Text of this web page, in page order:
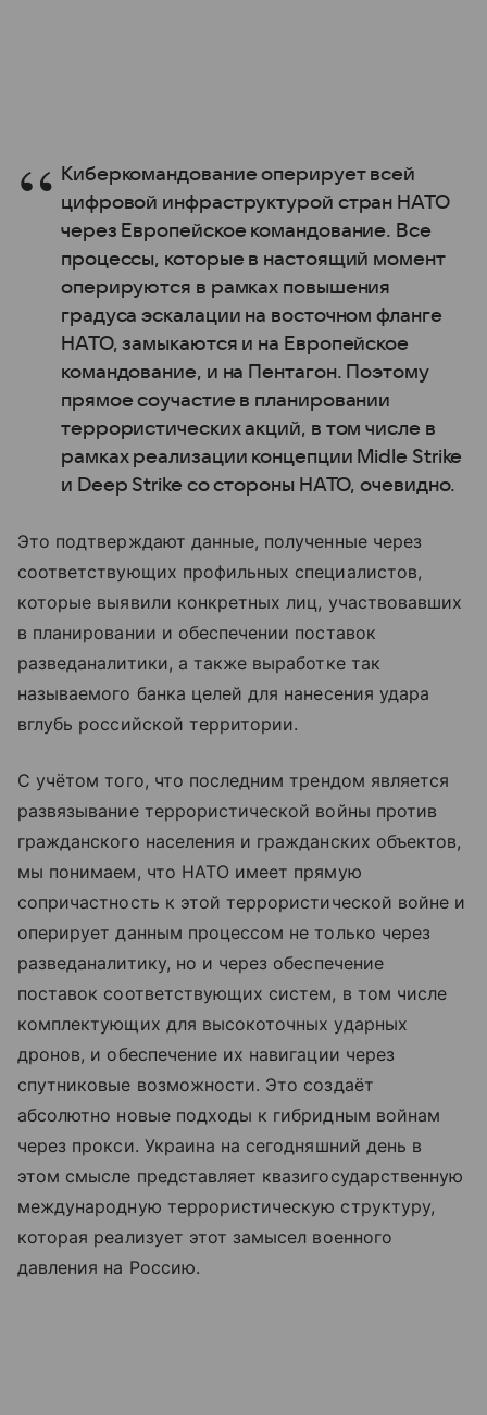
Киберкомандование оперирует всей
цифровой инфраструктурой стран НАТО
через Европейское командование. Все
процессы, которые в настоящий момент
оперируются в рамках повышения
градуса эскалации на восточном фланге
НАТО, замыкаются и на Европейское
командование, и на Пентагон. Поэтому
прямое соучастие в планировании
террористических акций, в том числе в
рамках реализации концепции Midle Strike
и Deep Strike со стороны НАТО, очевидно.
Это подтверждают данные, полученные через
соответствующих профильных специалистов,
которые выявили конкретных лиц, участвовавших
в планировании и обеспечении поставок
разведаналитики, а также выработке так
называемого банка целей для нанесения удара
вглубь российской территории.
С учётом того, что последним трендом является
развязывание террористической войны против
гражданского населения и гражданских объектов,
мы понимаем, что НАТО имеет прямую
сопричастность к этой террористической войне и
оперирует данным процессом не только через
разведаналитику, но и через обеспечение
поставок соответствующих систем, в том числе
комплектующих для высокоточных ударных
дронов, и обеспечение их навигации через
спутниковые возможности. Это создаёт
абсолютно новые подходы к гибридным войнам
через прокси. Украина на сегодняшний день в
этом смысле представляет квазигосударственную
международную террористическую структуру,
которая реализует этот замысел военного
давления на Россию.